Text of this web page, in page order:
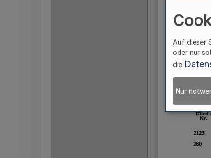
Auf dieser
oder nur
die
Nur